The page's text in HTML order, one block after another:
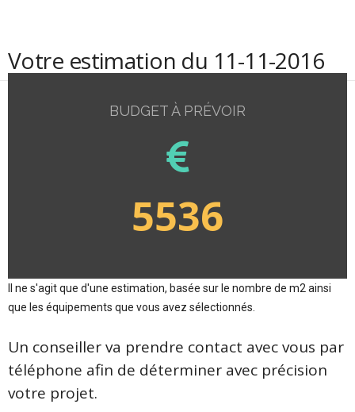
Votre estimation du 11-11-2016
BUDGET À PRÉVOIR
5536
Il ne s'agit que d'une estimation, basée sur le nombre de m2 ainsi
que les équipements que vous avez sélectionnés.
Un conseiller va prendre contact avec vous par
téléphone afin de déterminer avec précision
votre projet.